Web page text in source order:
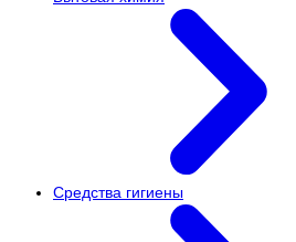
Средства гигиены